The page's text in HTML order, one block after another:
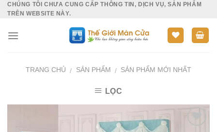
SkipCHÚNG TÔI CHƯA CUNG CẤP THÔNG TIN, DỊCH VỤ, SẢN PHẨM
TRÊN WEBSITE NÀY.
TRANG CHỦ / SẢN PHẨM / SẢN PHẨM MỚI NHẤT
LỌC